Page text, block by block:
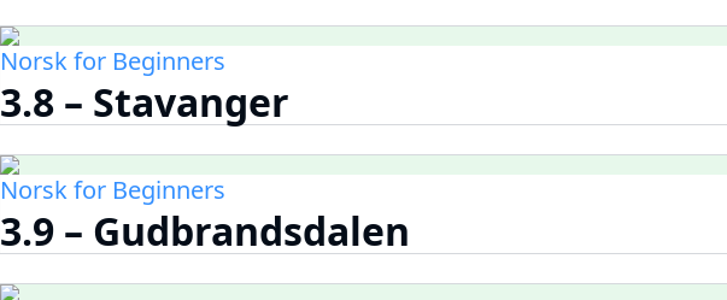
Norsk for Beginners
3.8 – Stavanger
Norsk for Beginners
3.9 – Gudbrandsdalen